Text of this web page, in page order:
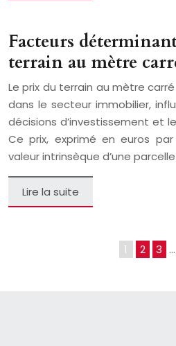
Facteurs
terrain au mètre
Le prix du terrain au mètre
dans le secteur immobilier,
décisions d’investissement et
Ce prix, exprimé en euros
valeur intrinsèque d’une
Lire la suite
1 2 3 …